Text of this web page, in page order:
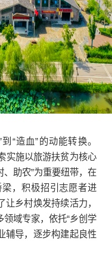
“造血”的动能转换。
实施以旅游扶贫为核心
、助农”为重要纽带，在
，积极招引志愿者进
乡村焕发持续活力，
域专家，依托“乡创学
辅导，逐步构建起良性